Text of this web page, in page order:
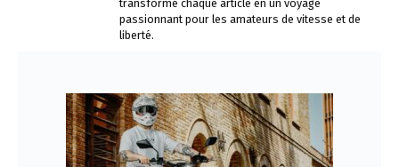
transforme chaque article en un voyage
passionnant pour les amateurs de vitesse et de
liberté.